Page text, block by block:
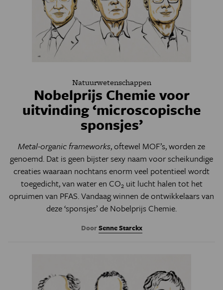
Natuurwetenschappen
Nobelprijs Chemie voor
uitvinding ‘microscopische
sponsjes’
Metal-organic frameworks, oftewel MOF’s, worden ze
genoemd. Dat is geen bijster sexy naam voor scheikundige
creaties waaraan nochtans enorm veel potentieel wordt
toegedicht, van water en CO2uit lucht halen tot het
opruimen van PFAS. Vandaag winnen de ontwikkelaars van
deze ‘sponsjes’ de Nobelprijs Chemie.
DoorSenne Starckx